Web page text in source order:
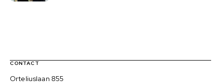
Contact, verdere links en colofon
CONTACT
Bezoekadres
Orteliuslaan 855